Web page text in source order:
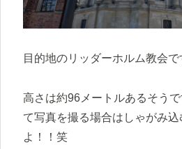
目的地のリッダーホルム教会で
高さは約96メートルあるそう
て写真を撮る場合はしゃがみ
よ！！笑